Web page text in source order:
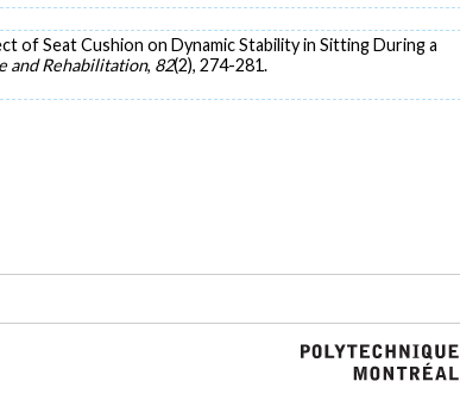
of Seat Cushion on Dynamic Stability in Sitting During a
and Rehabilitation, 82(2), 274-281.